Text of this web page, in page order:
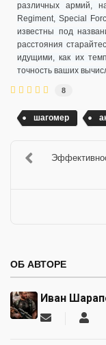
различных армий,
Regiment, Special
известны под
расстояния
идущими, как их
точность ваших
8
шагомер
ОБ АВТОРЕ
Иван
Подписаться